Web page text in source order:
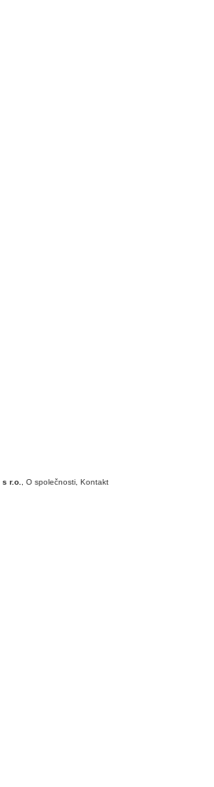
r.o. O společnosti Kontakt